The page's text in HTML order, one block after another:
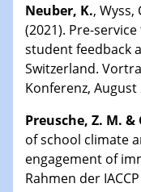
Neuber, K., Wyss,
(2021). Pre-
student feedback
Switzerland.
Konferenz, August
Preusche, Z. M. &
of school climate
engagement of
Rahmen der